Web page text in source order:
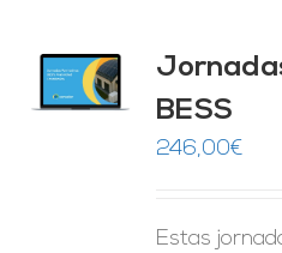
BESS
246,00€
Estas